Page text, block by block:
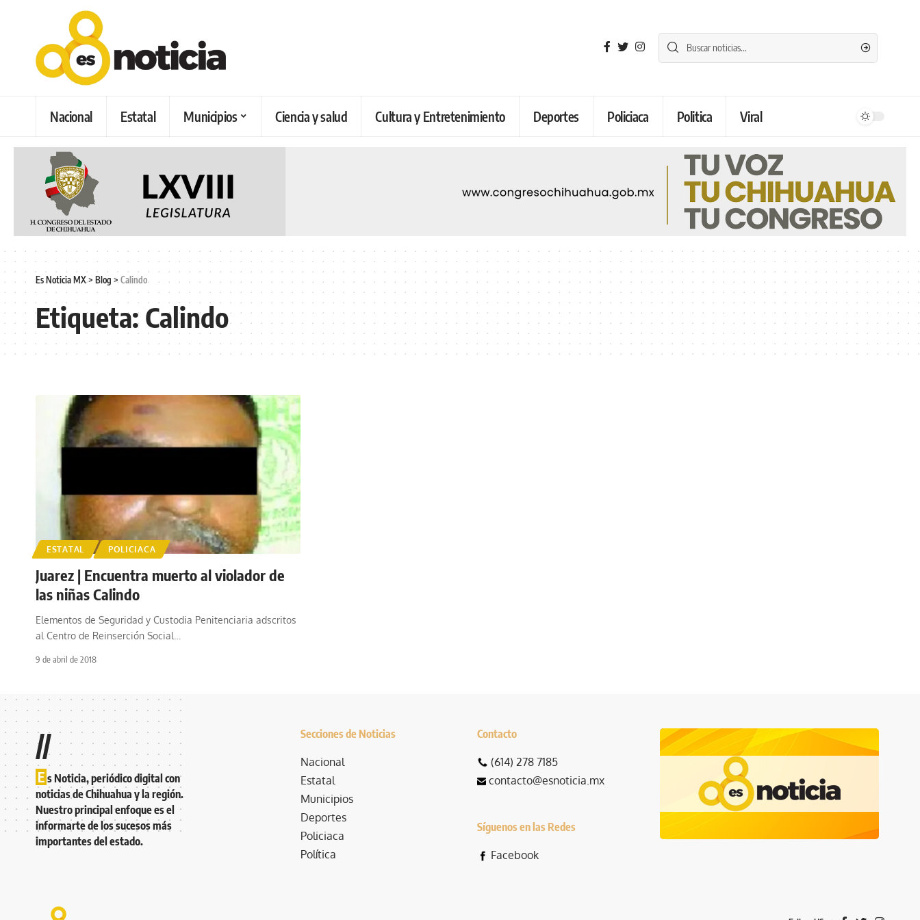
Nacional Estatal Municipios Ciencia y salud Cultura y Entretenimiento Deportes Policiaca Politica Viral
Es Noticia MX> Blog >Calindo
Etiqueta: Calindo
ESTATAL POLICIACA
Juarez | Encuentra muerto al violador de
las niñas Calindo
Elementos de Seguridad y Custodia Penitenciaria adscritos
al Centro de Reinserción Social
9 de abril de 2018
//
E s Noticia, periódico digital con
noticias de Chihuahua y la región.
Nuestro principal enfoque es el
informarte de los sucesos más
importantes del estado.
Secciones de Noticias
Nacional
Estatal
Municipios
Deportes
Policiaca
Política
Contacto
(614) 278 7185
contacto@esnoticia.mx
Síguenos en las Redes
Facebook